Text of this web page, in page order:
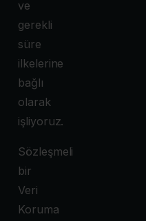
ve
gerekli
süre
ilkelerine
bağlı
olarak
işliyoruz.
Sözleşmeli
bir
Veri
Koruma